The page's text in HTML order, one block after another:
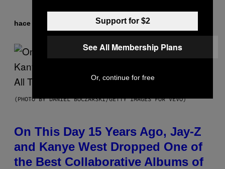
hace 2 horas Caleb Catlin
(PHOTO BY DANIEL BOCZARSKI/GETTY IMAGES FOR VEVO)
On This Day 15 Years Ago, Jay-Z
and Kanye West Dropped One of
the Best Collaborative Albums of
Support for $2
See All Membership Plans
Or, continue for free